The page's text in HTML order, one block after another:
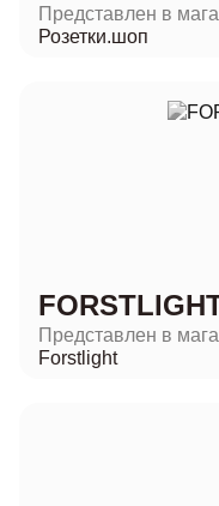
Представлен в
Розетки.шоп
Представлен в
Forstlight